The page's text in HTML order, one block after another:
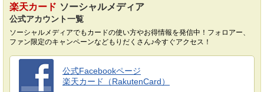
楽天カード ソーシャルメディア
公式アカウント一覧
ソーシャルメディアでもカードの使い方やお得情報を発信中！フォロアー、
ファン限定のキャンペーンなどもりだくさん♪今すぐアクセス！
公式Facebookページ
楽天カード（RakutenCard）